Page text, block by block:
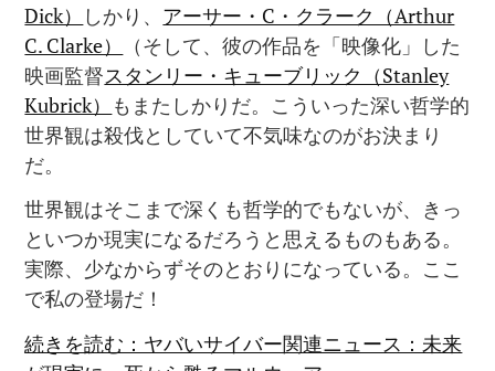
Dick）
しかり、 アーサー・C・クラーク（Arthur
C. Clarke）
（そして、彼の作品を「映像化」した
映画監督スタンリー・キューブリック（Stanley
Kubrick） もまたしかりだ。こういった深い哲学的
世界観は殺伐としていて不気味なのがお決まり
だ。
世界観はそこまで深くも哲学的でもないが、きっ
といつか現実になるだろうと思えるものもある。
実際、少なからずそのとおりになっている。ここ
で私の登場だ！
続きを読む：ヤバいサイバー関連ニュース：未来